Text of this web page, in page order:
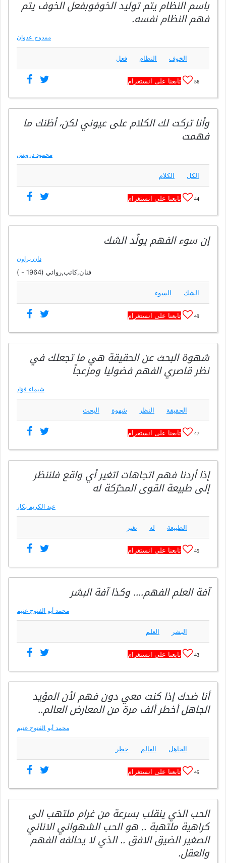
باسم النظام يتم توليد الخوفوبفعل الخوف يتم
فهم النظام نفسه.
ممدوح عدوان
الخوف النظام فعل
56 تابعنا على انستغرام
وأنا تركت لك الكلام على عيوني لكن، أظنك ما
فهمت
محمود درويش
الكل الكلام
44 تابعنا على انستغرام
إن سوء الفهم يولّد الشك
دان براون
فنان,كاتب,روائي (1964 - )
الشك السوء
49 تابعنا على انستغرام
شهوة البحث عن الحقيقة هي ما تجعلك في
نظر قاصري الفهم فضوليا ومزعجاً
شيماء فؤاد
الحقيقة النظر شهوة البحث
47 تابعنا على انستغرام
إذا أردنا فهم اتجاهات اتغير أي واقع فلننظر
إلى طبيعة القوى المحرّكة له
عبد الكريم بكار
الطبيعة له تغير
45 تابعنا على انستغرام
آفة العلم الفهم…. وكذا آفة البشر
محمد أبو الفتوح غنيم
البشر العلم
43 تابعنا على انستغرام
أنا ضدك إذا كنت معي دون فهم لأن المؤيد
الجاهل أخطر ألف مرة من المعارض العالم..
محمد أبو الفتوح غنيم
الجاهل العالم خطر
45 تابعنا على انستغرام
الحب الذي ينقلب بسرعة من غرام ملتهب الى
كراهية ملتهبة .. هو الحب الشهواني الاناني
الصغير الضيق الافق .. الذي لا يحالفه الفهم
والعقل.